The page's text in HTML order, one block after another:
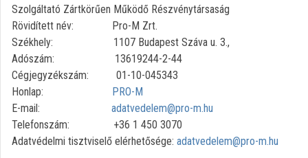
Bejelentkezés
Intézményi felfedezés
Kategóriák
Intézményi listák
Intézmények
Szolgáltató Zártkörűen Működő Részvénytársaság
Rövidített név: Pro-M Zrt.
Székhely: 1107 Budapest Száva u. 3.,
Adószám: 13619244-2-44
Cégjegyzékszám: 01-10-045343
Honlap: PRO-M
E-mail: adatvedelem@pro-m.hu
Telefonszám: +36 1 450 3070
Adatvédelmi tisztviselő elérhetősége: adatvedelem@pro-m.hu